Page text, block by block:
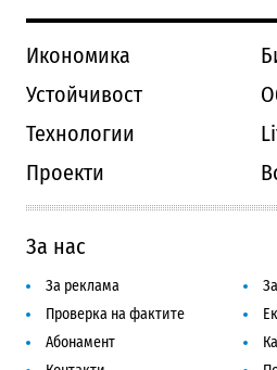
Икономика
Устойчивост
Технологии
Проекти
За нас
За реклама
Проверка на фактите
Абонамент